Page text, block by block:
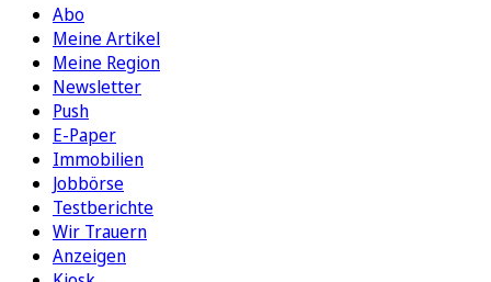
Abo
Meine Artikel
Meine Region
Newsletter
Push
E-Paper
Immobilien
Jobbörse
Testberichte
Wir Trauern
Anzeigen